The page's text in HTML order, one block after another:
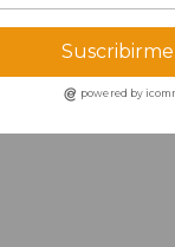
Suscribirme
powered by